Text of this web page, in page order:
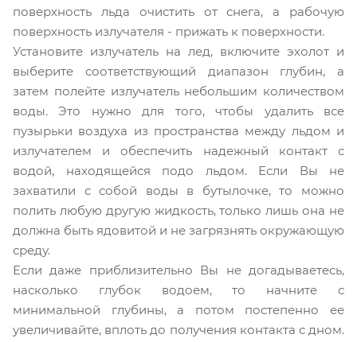
поверхность льда очистить от снега, а рабочую
поверхность излучателя - прижать к поверхности.
Установите излучатель на лед, включите эхолот и
выберите соответствующий диапазон глубин, а
затем полейте излучатель небольшим количеством
воды. Это нужно для того, чтобы удалить все
пузырьки воздуха из пространства между льдом и
излучателем и обеспечить надежный контакт с
водой, находящейся подо льдом. Если Вы не
захватили с собой воды в бутылочке, то можно
полить любую другую жидкость, только лишь она не
должна быть ядовитой и не загрязнять окружающую
среду.
Если даже приблизительно Вы не догадываетесь,
насколько глубок водоем, то начните с
минимальной глубины, а потом постепенно ее
увеличивайте, вплоть до получения контакта с дном.